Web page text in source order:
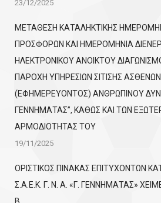
23/12/2025
ΜΕΤΑΘΕΣΗ ΚΑΤΑΛΗΚΤΙΚΗΣ
ΠΡΟΣΦΟΡΩΝ ΚΑΙ ΗΜΕΡΟΜΗΝΙΑ
ΗΛΕΚΤΡΟΝΙΚΟΥ ΑΝΟΙΚΤΟΥ
ΠΑΡΟΧΗ ΥΠΗΡΕΣΙΩΝ ΣΙΤΙΣΗΣ ΑΣΘΕΝΩΝ
(ΕΦΗΜΕΡΕΥΟΝΤΟΣ) ΑΝΘΡΩΠΙΝΟΥ
ΓΕΝΝΗΜΑΤΑΣ”, ΚΑΘΩΣ ΚΑΙ ΤΩΝ
ΑΡΜΟΔΙΟΤΗΤΑΣ ΤΟΥ
19/11/2025
ΟΡΙΣΤΙΚΟΣ ΠΙΝΑΚΑΣ ΕΠΙΤΥΧΟΝΤΩΝ
Σ.Α.Ε.Κ. Γ. Ν. Α. «Γ. ΓΕΝΝΗΜΑΤΑΣ»